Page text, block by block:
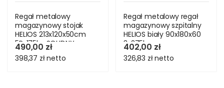
Regał metalowy
magazynowy stojak
HELIOS 213x120x50cm
5Px175kg SOLIDNY
490,00 zł
398,37 złnetto
Regał metalowy regał
magazynowy szpitalny
HELIOS biały 90x180x60
3x275kg
402,00 zł
326,83 złnetto